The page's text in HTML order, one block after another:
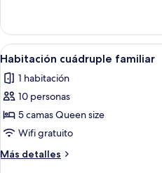
triple
familiar
Abrir
todas
las
fotos
de
Habitación
cuádruple
familiar
8
Habitación cuádruple familiar
1 habitación
10 personas
5 camas Queen size
Wifi gratuito
Más detalles
Más